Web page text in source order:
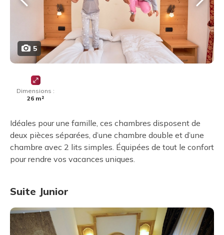
5
Dimensions :
26 m²
Idéales pour une famille, ces chambres disposent de
deux pièces séparées, d’une chambre double et d’une
chambre avec 2 lits simples. Équipées de tout le confort
pour rendre vos vacances uniques.
Suite Junior